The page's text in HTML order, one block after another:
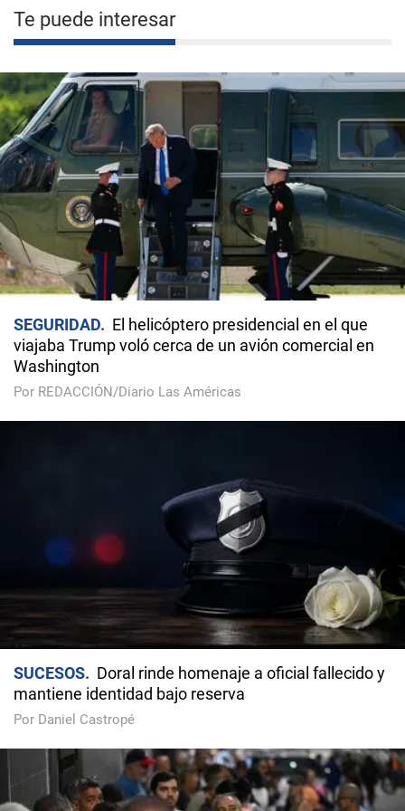
Te puede interesar
SEGURIDAD
El helicóptero presidencial en el que
viajaba Trump voló cerca de un avión comercial en
Washington
Por REDACCIÓN/Diario Las Américas
SUCESOS
Doral rinde homenaje a oficial fallecido y
mantiene identidad bajo reserva
Por Daniel Castropé